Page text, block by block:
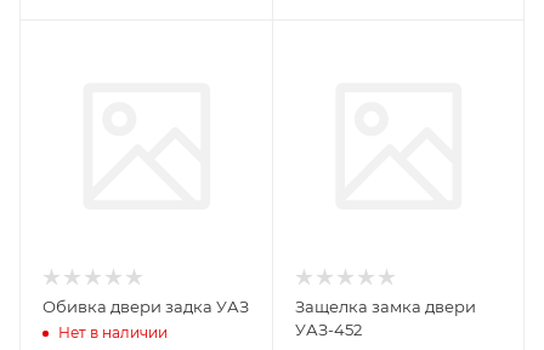
Обивка двери задка УАЗ
Нет в наличии
Защелка замка двери
УАЗ-452